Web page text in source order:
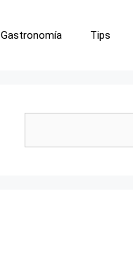
Gastronomía Tips